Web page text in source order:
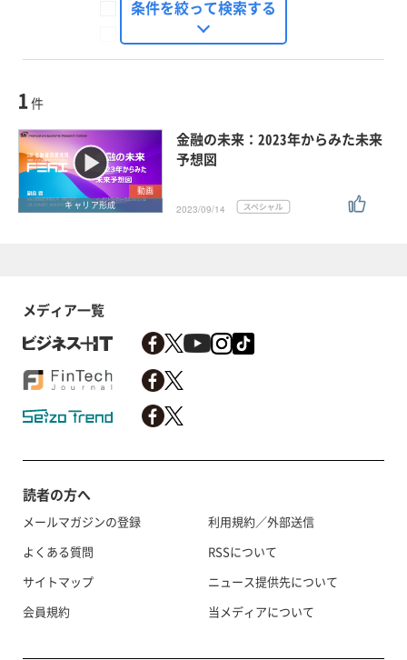
FinTech Journal
Seizo Trend
外部ニュース
スペシャルに限定する
クリア この条件で検索する
条件を絞って検索する
1件
動画
キャリア形成
金融の未来：2023年からみた未来
予想図
2023/09/14
メディア一覧
読者の方へ
メールマガジンの登録
よくある質問
サイトマップ
会員規約
利用規約／外部送信
RSSについて
ニュース提供先について
当メディアについて